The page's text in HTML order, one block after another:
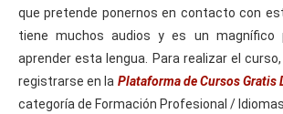
que pretende ponernos en contacto con
tiene muchos audios y es un magnífico
aprender esta lengua. Para realizar el
registrarse en la Plataforma de Cursos Gratis
categoría de Formación Profesional /